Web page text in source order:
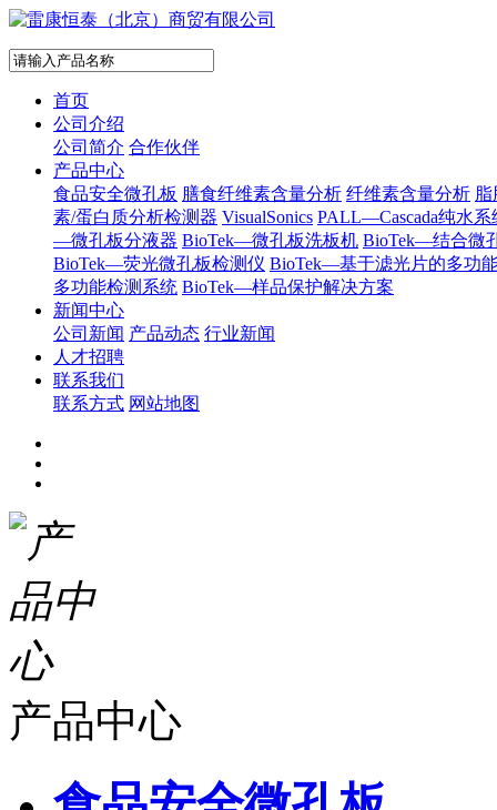
首页
公司介绍
公司简介 合作伙伴
产品中心
食品安全微孔板 膳食纤维素含量分析 纤维素含量分析
素/蛋白质分析检测器 VisualSonics PALL—Cascada纯水系
—微孔板分液器 BioTek—微孔板洗板机 BioTek—结合微
BioTek—荧光微孔板检测仪 BioTek—基于滤光片的多功
多功能检测系统 BioTek—样品保护解决方案
新闻中心
公司新闻 产品动态 行业新闻
人才招聘
联系我们
联系方式 网站地图
产品中心